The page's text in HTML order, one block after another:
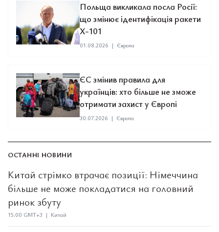
Польща викликала посла Росії:
що змінює ідентифікація ракети
Х-101
01.08.2026 | Європа
ЄС змінив правила для
українців: хто більше не зможе
отримати захист у Європі
30.07.2026 | Європа
ОСТАННІ НОВИНИ
Китай стрімко втрачає позиції: Німеччина
більше не може покладатися на головний
ринок збуту
15:00 GMT+3 | Китай